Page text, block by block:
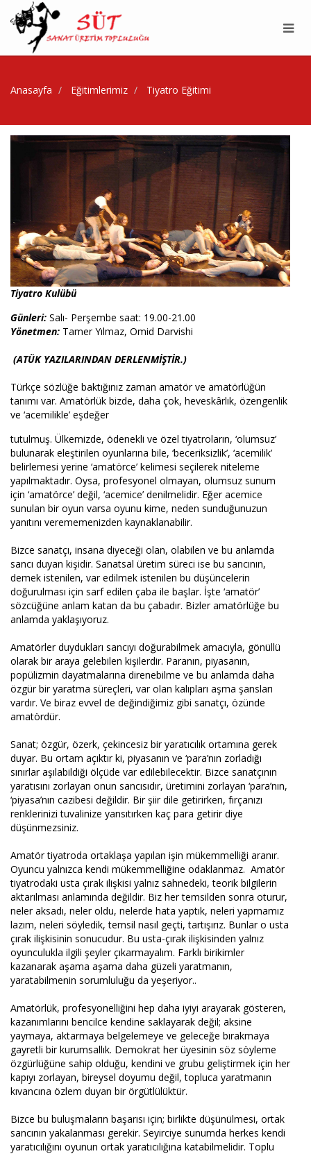
Anasayfa Eğitimlerimiz Tiyatro Eğitimi
Tiyatro Kulübü
Günleri: Salı- Perşembe saat: 19.00-21.00
Yönetmen: Tamer Yılmaz, Omid Darvishi
(ATÜK YAZILARINDAN DERLENMİŞTİR.)
Türkçe sözlüğe baktığınız zaman amatör ve amatörlüğün
tanımı var. Amatörlük bizde, daha çok, heveskârlık, özengenlik
ve ‘acemilikle’ eşdeğer
tutulmuş. Ülkemizde, ödenekli ve özel tiyatroların, ‘olumsuz’
bulunarak eleştirilen oyunlarına bile, ‘beceriksizlik’, ‘acemilik’
belirlemesi yerine ‘amatörce’ kelimesi seçilerek niteleme
yapılmaktadır. Oysa, profesyonel olmayan, olumsuz sunum
için ‘amatörce’ değil, ‘acemice’ denilmelidir. Eğer acemice
sunulan bir oyun varsa oyunu kime, neden sunduğunuzun
yanıtını verememenizden kaynaklanabilir.
Bizce sanatçı, insana diyeceği olan, olabilen ve bu anlamda
sancı duyan kişidir. Sanatsal üretim süreci ise bu sancının,
demek istenilen, var edilmek istenilen bu düşüncelerin
doğurulması için sarf edilen çaba ile başlar. İşte ‘amatör’
sözcüğüne anlam katan da bu çabadır. Bizler amatörlüğe bu
anlamda yaklaşıyoruz.
Amatörler duydukları sancıyı doğurabilmek amacıyla, gönüllü
olarak bir araya gelebilen kişilerdir. Paranın, piyasanın,
popülizmin dayatmalarına direnebilme ve bu anlamda daha
özgür bir yaratma süreçleri, var olan kalıpları aşma şansları
vardır. Ve biraz evvel de değindiğimiz gibi sanatçı, özünde
amatördür.
Sanat; özgür, özerk, çekincesiz bir yaratıcılık ortamına gerek
duyar. Bu ortam açıktır ki, piyasanın ve ‘para’nın zorladığı
sınırlar aşılabildiği ölçüde var edilebilecektir. Bizce sanatçının
yaratısını zorlayan onun sancısıdır, üretimini zorlayan ‘para’nın,
‘piyasa’nın cazibesi değildir. Bir şiir dile getirirken, fırçanızı
renklerinizi tuvalinize yansıtırken kaç para getirir diye
düşünmezsiniz.
Amatör tiyatroda ortaklaşa yapılan işin mükemmelliği aranır.
Oyuncu yalnızca kendi mükemmelliğine odaklanmaz. Amatör
tiyatrodaki usta çırak ilişkisi yalnız sahnedeki, teorik bilgilerin
aktarılması anlamında değildir. Biz her temsilden sonra oturur,
neler aksadı, neler oldu, nelerde hata yaptık, neleri yapmamız
lazım, neleri söyledik, temsil nasıl geçti, tartışırız. Bunlar o usta
çırak ilişkisinin sonucudur. Bu usta-çırak ilişkisinden yalnız
oyunculukla ilgili şeyler çıkarmayalım. Farklı birikimler
kazanarak aşama aşama daha güzeli yaratmanın,
yaratabilmenin sorumluluğu da yeşeriyor..
Amatörlük, profesyonelliğini hep daha iyiyi arayarak gösteren,
kazanımlarını bencilce kendine saklayarak değil; aksine
yaymaya, aktarmaya belgelemeye ve geleceğe bırakmaya
gayretli bir kurumsallık. Demokrat her üyesinin söz söyleme
özgürlüğüne sahip olduğu, kendini ve grubu geliştirmek için her
kapıyı zorlayan, bireysel doyumu değil, topluca yaratmanın
kıvancına özlem duyan bir örgütlülüktür.
Bizce bu buluşmaların başarısı için; birlikte düşünülmesi, ortak
sancının yakalanması gerekir. Seyirciye sunumda herkes kendi
yaratıcılığını oyunun ortak yaratıcılığına katabilmelidir. Toplu